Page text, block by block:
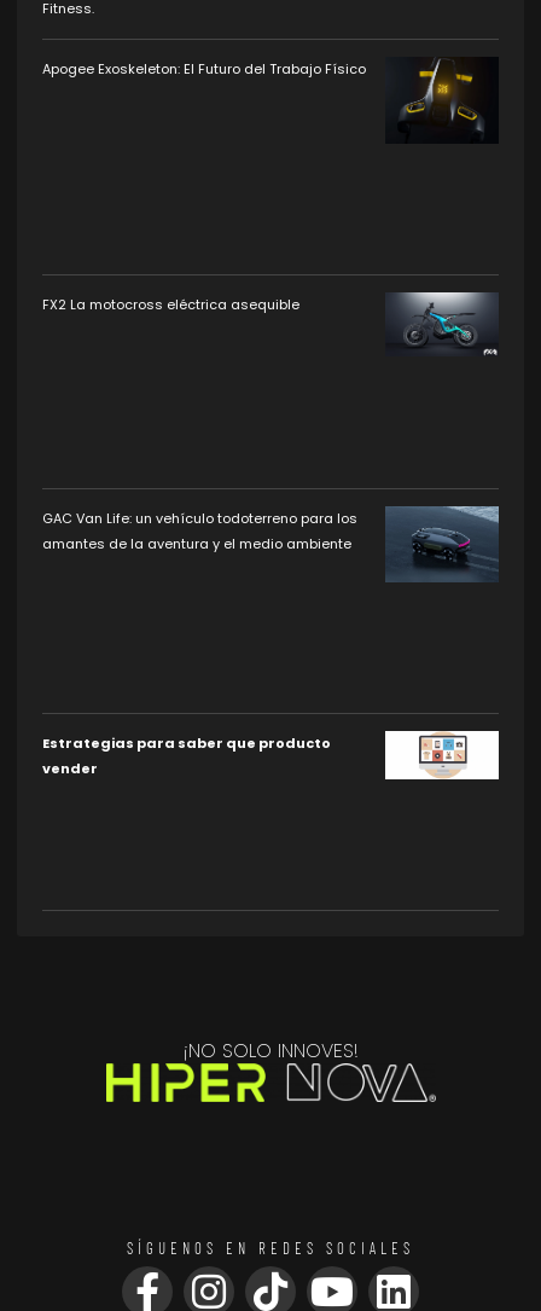
Fitness.
Apogee Exoskeleton: El Futuro del Trabajo Físico
FX2 La motocross eléctrica asequible
GAC Van Life: un vehículo todoterreno para los
amantes de la aventura y el medio ambiente
Estrategias para saber que producto
vender
¡NO SOLO INNOVES!
SÍGUENOS EN REDES SOCIALES